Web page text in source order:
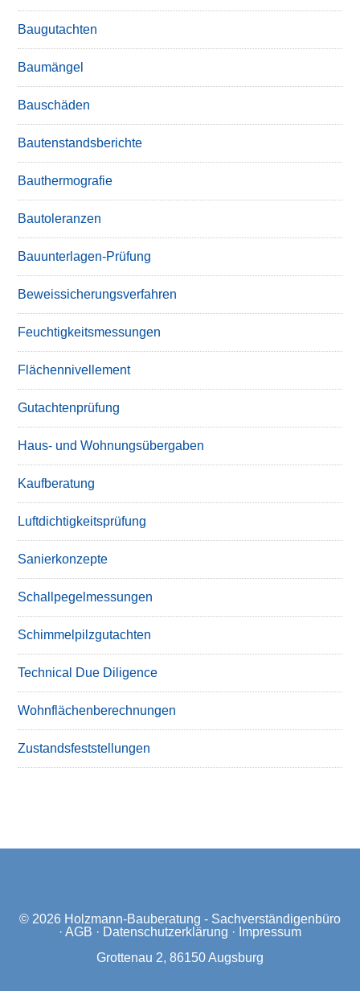
Baugutachten
Baumängel
Bauschäden
Bautenstandsberichte
Bauthermografie
Bautoleranzen
Bauunterlagen-Prüfung
Beweissicherungsverfahren
Feuchtigkeitsmessungen
Flächennivellement
Gutachtenprüfung
Haus- und Wohnungsübergaben
Kaufberatung
Luftdichtigkeitsprüfung
Sanierkonzepte
Schallpegelmessungen
Schimmelpilzgutachten
Technical Due Diligence
Wohnflächenberechnungen
Zustandsfeststellungen
© 2026 Holzmann-Bauberatung - Sachverständigenbüro
· AGB · Datenschutzerklärung · Impressum
Grottenau 2, 86150 Augsburg